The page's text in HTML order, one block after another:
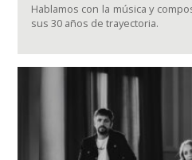
Hablamos con la música y
sus 30 años de trayectoria.